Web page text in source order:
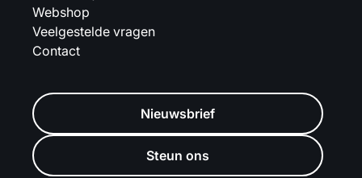
Webshop
Veelgestelde vragen
Contact
Nieuwsbrief
Steun ons